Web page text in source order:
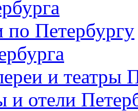
по Петербургу
и театры
и отели